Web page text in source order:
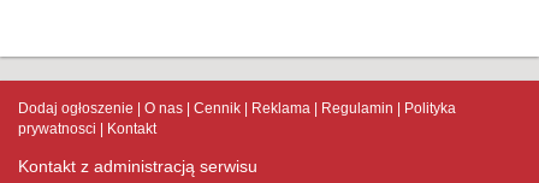
Dodaj ogłoszenie O nas Cennik Reklama Regulamin
Polityka
prywatnosci
Kontakt
Kontakt z administracją serwisu